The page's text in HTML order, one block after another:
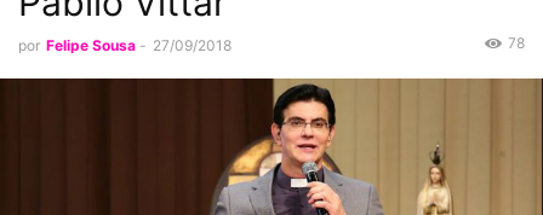
por Felipe Sousa - 27/09/2018 78